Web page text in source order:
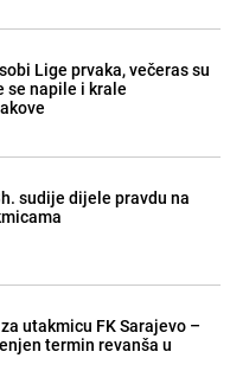
Lige prvaka, večeras su
se napile i krale
sudije dijele pravdu na
utakmicu FK Sarajevo –
termin revanša u